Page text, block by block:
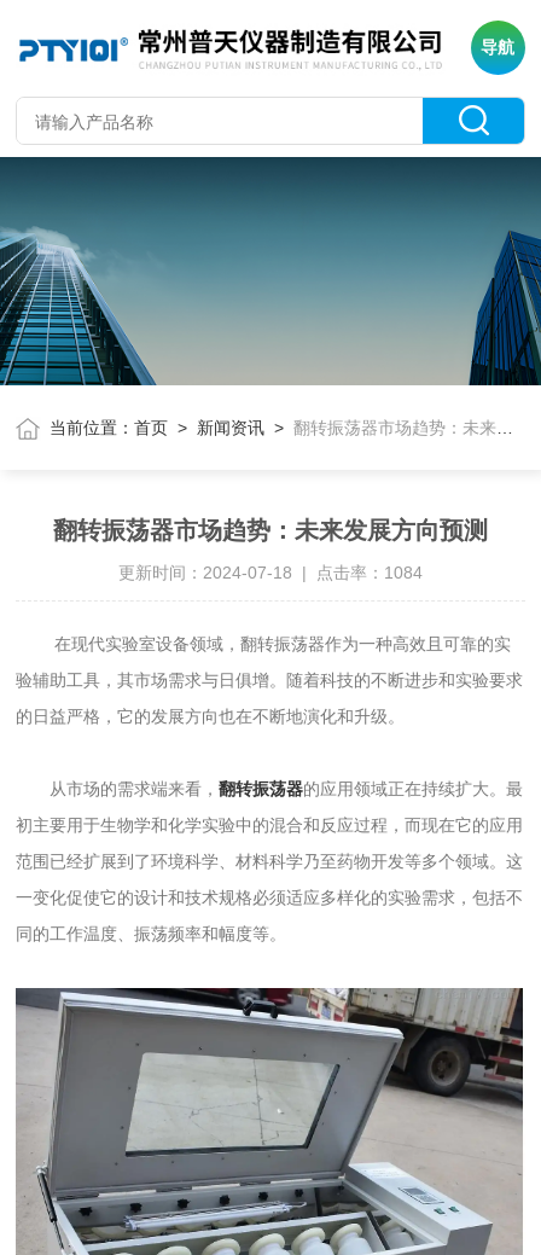
导航
当前位置：首页 > 新闻资讯 >翻转振荡器市场趋势：未来发展方向预测
翻转振荡器市场趋势：未来发展方向预测
更新时间：2024-07-18 | 点击率：1084
在现代实验室设备领域，翻转振荡器作为一种高效且可靠的实
验辅助工具，其市场需求与日俱增。随着科技的不断进步和实验要求
的日益严格，它的发展方向也在不断地演化和升级。
从市场的需求端来看，翻转振荡器的应用领域正在持续扩大。最
初主要用于生物学和化学实验中的混合和反应过程，而现在它的应用
范围已经扩展到了环境科学、材料科学乃至药物开发等多个领域。这
一变化促使它的设计和技术规格必须适应多样化的实验需求，包括不
同的工作温度、振荡频率和幅度等。